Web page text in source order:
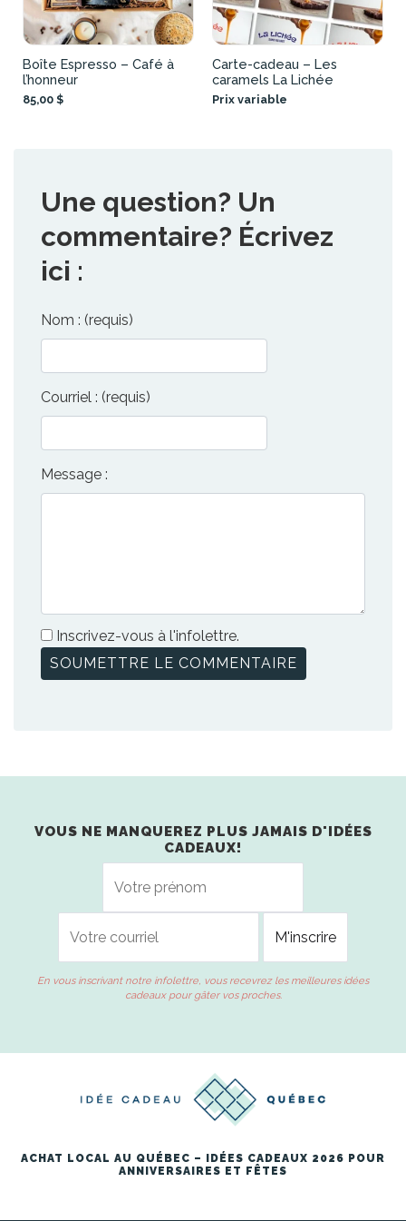
Boîte Espresso – Café à
l’honneur
85,00 $
Carte-cadeau – Les
caramels La Lichée
Prix variable
Une question? Un
commentaire? Écrivez
ici :
Nom : (requis)
Courriel : (requis)
Message :
Inscrivez-vous à l'infolettre.
VOUS NE MANQUEREZ PLUS JAMAIS D'IDÉES
CADEAUX!
En vous inscrivant notre infolettre, vous recevrez les meilleures idées
cadeaux pour gâter vos proches.
ACHAT LOCAL AU QUÉBEC – IDÉES CADEAUX 2026 POUR
ANNIVERSAIRES ET FÊTES